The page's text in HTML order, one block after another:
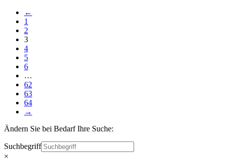
←
1
2
3
4
5
6
…
62
63
64
→
Ändern Sie bei Bedarf Ihre Suche:
Suchbegriff
×